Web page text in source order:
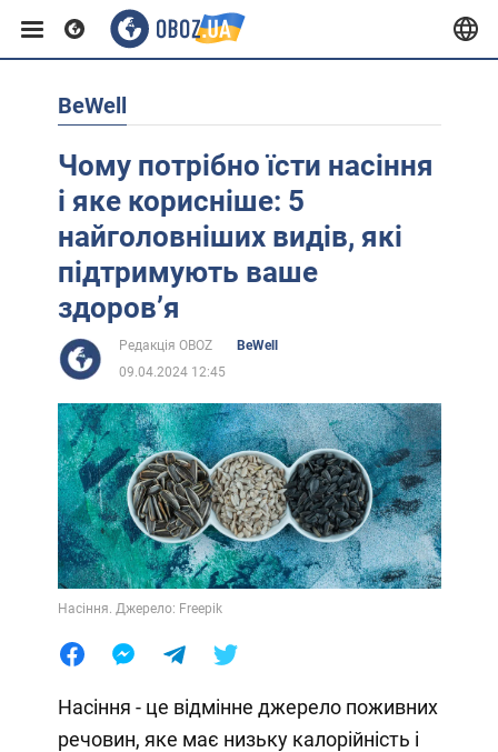
Європа
США
Африка
Життя
Лайфхаки
BeWell
Чому потрібно їсти насіння
і яке корисніше: 5
найголовніших видів, які
підтримують ваше
здоров’я
Редакція OBOZ
BeWell
09.04.2024 12:45
Насіння. Джерело: Freepik
Насіння - це відмінне джерело поживних
речовин, яке має низьку калорійність і